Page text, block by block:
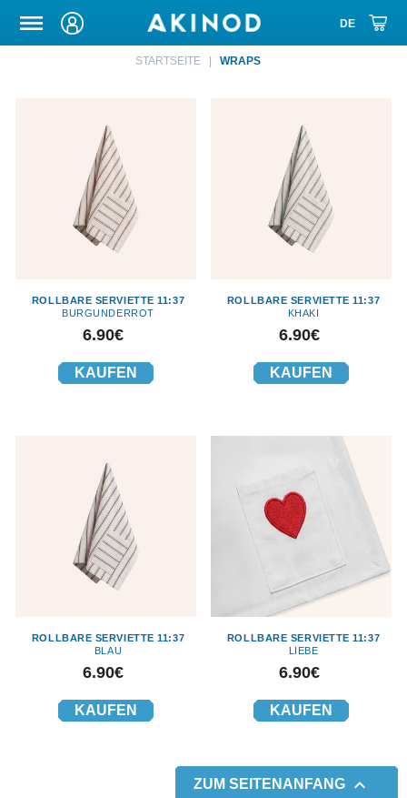
TRANSPORTETUI
STARTSEITE WRAPS
ROLLBARE SERVIETTE 11:37
BURGUNDERROT
Preis
6.90€
KAUFEN
ROLLBARE SERVIETTE 11:37
KHAKI
Preis
6.90€
KAUFEN
ROLLBARE SERVIETTE 11:37
BLAU
Preis
6.90€
KAUFEN
ROLLBARE SERVIETTE 11:37
LIEBE
Preis
6.90€
KAUFEN
ZUM SEITENANFANG 